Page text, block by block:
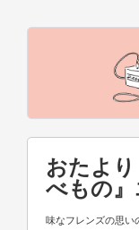
おたよ
べもの』
味なフレンズの思い